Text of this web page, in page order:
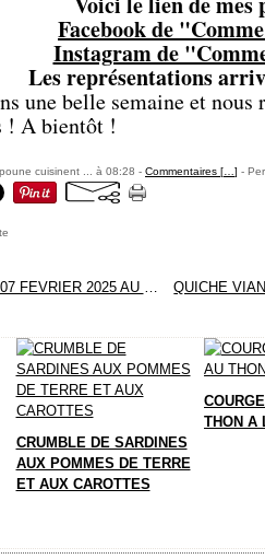
Facebook de
Instagram de
Les représentations
une belle semaine et
! A bientôt !
cuisinent ... à 08:28 - Commentaires [ ] -
MENUS DU VENDREDI 07 FEVRIER 2025 AU JEUDI 13 FEVRIER 2025
CRUMBLE DE SARDINES
AUX POMMES DE TERRE
ET AUX CAROTTES
THON A